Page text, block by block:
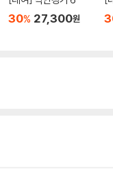
30% 27,300원